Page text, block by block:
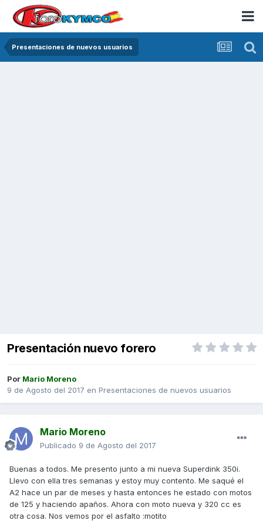
Presentaciones de nuevos usuarios
Presentación nuevo forero
Por Mario Moreno
9 de Agosto del 2017 en Presentaciones de nuevos usuarios
Mario Moreno
Publicado 9 de Agosto del 2017
Buenas a todos. Me presento junto a mi nueva Superdink 350i.
Llevo con ella tres semanas y estoy muy contento. Me saqué el
A2 hace un par de meses y hasta entonces he estado con motos
de 125 y haciendo apaños. Ahora con moto nueva y 320 cc es
otra cosa. Nos vemos por el asfalto :motito